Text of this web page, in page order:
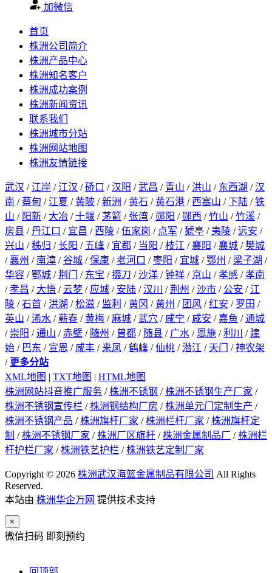
加微信
首页
株洲公司简介
株洲产品中心
株洲知名客户
株洲成功案例
株洲新闻资讯
联系我们
株洲城市分站
株洲网站地图
株洲友情链接
武汉 / 江岸 / 江汉 /硚口 /汉阳 /武昌 / 青山 / 洪山 / 东西湖 /汉
南 /蔡甸 / 江夏 /黄陂 /新洲 /黄石 /黄石港 / 西塞山 /下陆 /铁
山 / 阳新 / 大冶 /十堰 /茅箭 / 张湾 / 郧阳 / 郧西 /竹山 /竹溪 /
房县 /丹江口 / 宜昌 / 西陵 /伍家岗 / 点军 /猇亭 / 夷陵 /远安 /
兴山 /秭归 /长阳 / 五峰 / 宜都 / 当阳 /枝江 /襄阳 /襄城 /樊城
/襄州 / 南漳 /谷城 /保康 /老河口 /枣阳 / 宜城 /鄂州 / 梁子湖 /
华容 /鄂城 /荆门 / 东宝 /掇刀 /沙洋 /钟祥 / 京山 /孝感 /孝南
/孝昌 / 大悟 /云梦 / 应城 / 安陆 /汉川 /荆州 /沙市 / 公安 / 江
陵 /石首 / 洪湖 /松滋 / 监利 /黄冈 /黄州 / 团风 /红安 / 罗田 /
英山 /浠水 /蕲春 /黄梅 / 麻城 /武穴 / 咸宁 / 咸安 / 嘉鱼 /通城
/ 崇阳 /通山 /赤壁 / 随州 / 曾都 / 随县 / 广水 / 恩施 /利川 / 建
始 / 巴东 / 宣恩 / 咸丰 / 来凤 /鹤峰 /仙桃 /潜江 / 天门 /神农架
/ 更多分站
XML地图 | TXT地图 | HTML地图
株洲网站抖音推广服务 /株洲不锈钢 /株洲不锈钢生产厂家 /
株洲不锈钢宣传栏 /株洲钢结构厂房 /株洲单元门定制生产 /
株洲不锈钢产品 /株洲旗杆厂家 /株洲栏杆厂家 /株洲旗杆定
制 /株洲不锈钢厂家 /株洲厂区旗杆 /株洲金属制品厂 /株洲栏
杆护栏厂家 /株洲铁艺护栏 /株洲铁艺定制厂家
Copyright © 2026 株洲武汉海篮金属制品有限公司 All Rights
Reserved.
本站由 株洲华企万网 提供技术支持
×
微信扫码 即刻预约